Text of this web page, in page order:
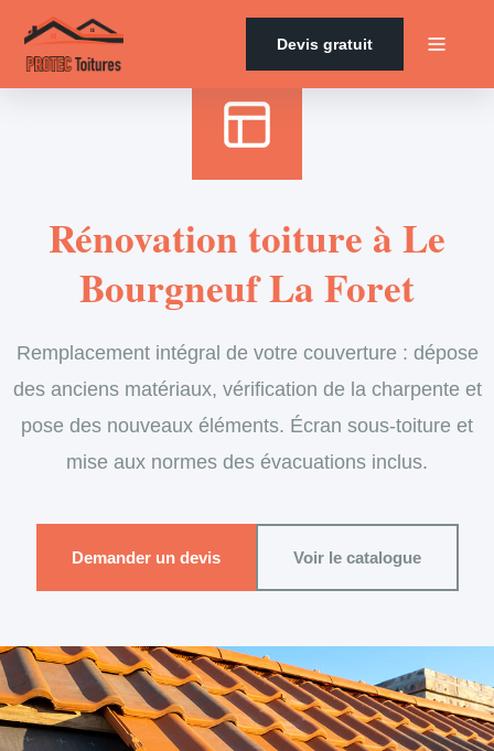
Devis gratuit
Rénovation toiture à Le
Bourgneuf La Foret
Remplacement intégral de votre couverture : dépose
des anciens matériaux, vérification de la charpente et
pose des nouveaux éléments. Écran sous-toiture et
mise aux normes des évacuations inclus.
Demander un devis Voir le catalogue